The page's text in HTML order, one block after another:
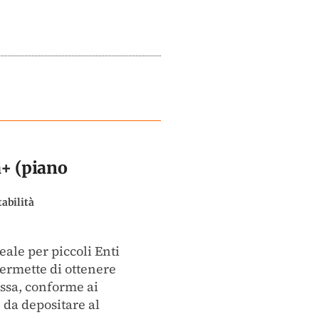
(piano
per piccoli Enti
di ottenere
conforme ai
depositare al